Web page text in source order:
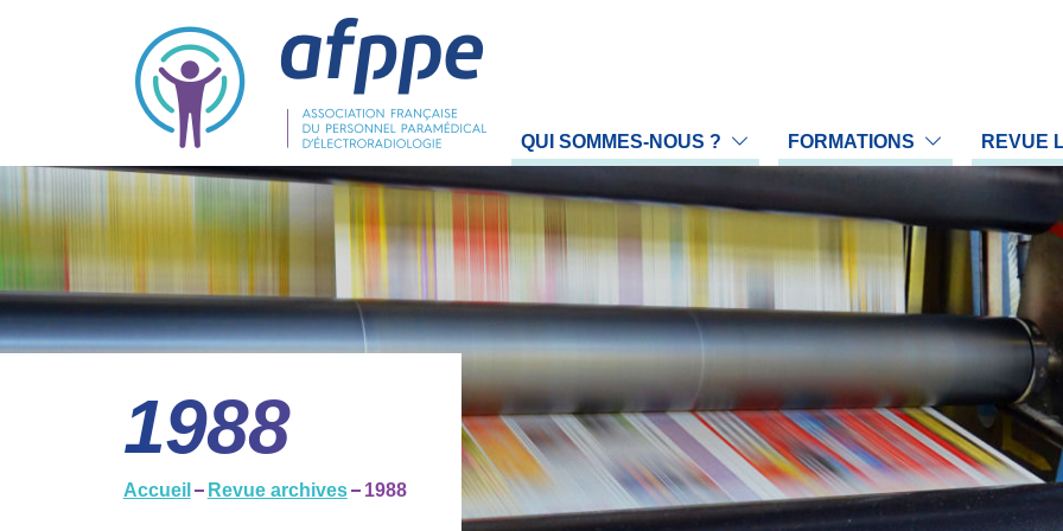
QUI SOMMES-NOUS ?
La profession
Organigramme
Bureau national
Collège scientifique
Commissions
FORMATIONS
Proposer une communication
Gestion du Handicap en formation
Calendrier des formations
REVUE
LA
1988
Accueil Revue archives 1988